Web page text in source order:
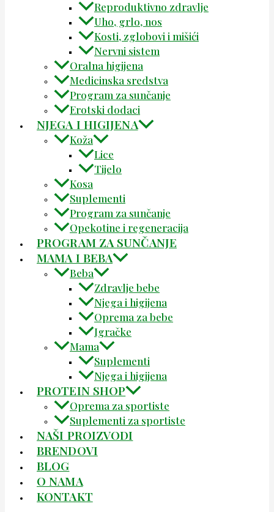
Reproduktivno zdravlje
Uho, grlo, nos
Kosti, zglobovi i mišići
Nervni sistem
Oralna higijena
Medicinska sredstva
Program za sunčanje
Erotski dodaci
NJEGA I HIGIJENA
Koža
Lice
Tijelo
Kosa
Suplementi
Program za sunčanje
Opekotine i regeneracija
PROGRAM ZA SUNČANJE
MAMA I BEBA
Beba
Zdravlje bebe
Njega i higijena
Oprema za bebe
Igračke
Mama
Suplementi
Njega i higijena
PROTEIN SHOP
Oprema za sportiste
Suplementi za sportiste
NAŠI PROIZVODI
BRENDOVI
BLOG
O NAMA
KONTAKT